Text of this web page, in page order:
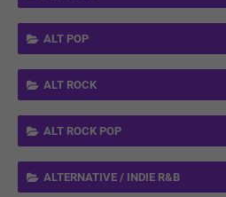
ALT POP
ALT ROCK
ALT ROCK POP
ALTERNATIVE / INDIE R&B